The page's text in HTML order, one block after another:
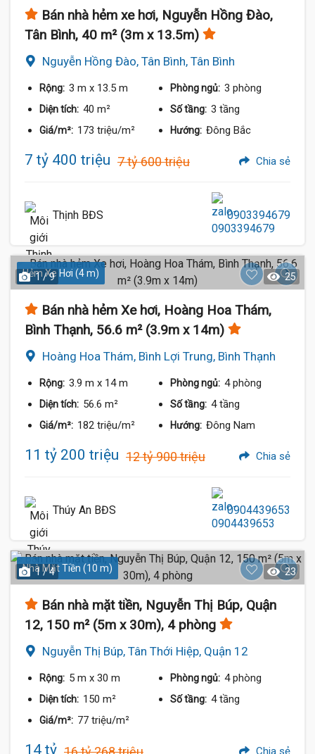
Bán nhà hẻm xe hơi, Nguyễn Hồng Đào,
Tân Bình, 40 m² (3m x 13.5m)
Nguyễn Hồng Đào, Tân Bình, Tân Bình
Rộng: 3 m x 13.5 m Phòng ngủ: 3 phòng
Diện tích: 40 m² Số tầng: 3 tầng
Giá/m²: 173 triệu/m² Hướng: Đông Bắc
7 tỷ 400 triệu 7 tỷ 600 triệu Chia sẻ
Thịnh BĐS 0903394679
Hẻm Xe Hơi (4 m)
1 / 9 25
Bán nhà hẻm Xe hơi, Hoàng Hoa Thám,
Bình Thạnh, 56.6 m² (3.9m x 14m)
Hoàng Hoa Thám, Bình Lợi Trung, Bình Thạnh
Rộng: 3.9 m x 14 m Phòng ngủ: 4 phòng
Diện tích: 56.6 m² Số tầng: 4 tầng
Giá/m²: 182 triệu/m² Hướng: Đông Nam
11 tỷ 200 triệu 12 tỷ 900 triệu Chia sẻ
Thúy An BĐS 0904439653
Nhà Mặt Tiền (10 m)
1 / 4 23
Bán nhà mặt tiền, Nguyễn Thị Búp, Quận
12, 150 m² (5m x 30m), 4 phòng
Nguyễn Thị Búp, Tân Thới Hiệp, Quận 12
Rộng: 5 m x 30 m Phòng ngủ: 4 phòng
Diện tích: 150 m² Số tầng: 4 tầng
Giá/m²: 77 triệu/m²
14 tỷ Chia sẻ